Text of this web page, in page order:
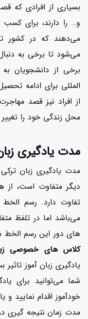
بسیاری از افرادی که
و… را دارند، برای
می‌دهند که در کشور
می‌شود تا برخی به دنبال
برخی از دانشجویان
المللی برای ادامه
از افراد نیز قصد
محل زندگی خود را
مدت یادگیری
مدت یادگیری زبان ترکی
دیگر متفاوت است، از
تفاوت دارد. رسم الخط
می‌باشد اما در تلفظ
های دور این رسم الخط
کلاس های خصوصی
یادگیری زبان آموز تاثیر
شما می‌توانید برای
خودآموز اقدام نمایید
مدت زمان نتیجه گیری